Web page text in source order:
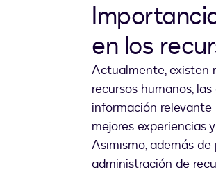
en los
Actualmente, existen
recursos humanos,
información
mejores experiencias
Asimismo, además
administración de